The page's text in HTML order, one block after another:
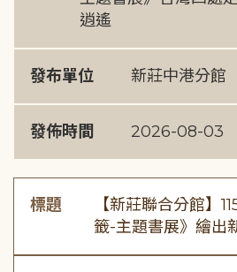
逍遙
發布單位 新莊中港分館
發佈時間 2026-08-03
標題
【新莊聯合分館】
籤-主題書展》繪出